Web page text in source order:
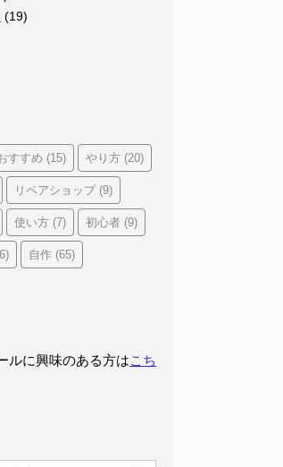
(19)
すすめ (15) やり方 (20)
リペアショップ(9)
使い方 (7) 初心者 (9)
自作 (65)
ルに興味のある方はこち